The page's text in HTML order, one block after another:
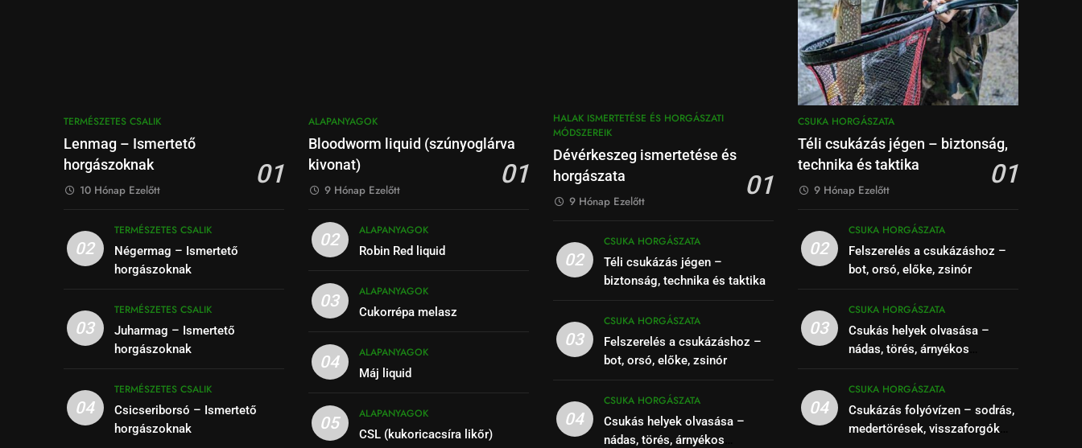
TERMÉSZETES CSALIK
Lenmag – Ismertető
horgászoknak
01
10 Hónap Ezelőtt
02
TERMÉSZETES CSALIK
Négermag – Ismertető
horgászoknak
03
TERMÉSZETES CSALIK
Juharmag – Ismertető
horgászoknak
04
TERMÉSZETES CSALIK
Csicseriborsó – Ismertető
horgászoknak
ALAPANYAGOK
Bloodworm liquid (szúnyoglárva
kivonat)
01
9 Hónap Ezelőtt
02
ALAPANYAGOK
Robin Red liquid
03
ALAPANYAGOK
Cukorrépa melasz
04
ALAPANYAGOK
Máj liquid
05
ALAPANYAGOK
CSL (kukoricacsíra likőr)
HALAK ISMERTETÉSE ÉS HORGÁSZATI
MÓDSZEREIK
Dévérkeszeg ismertetése és
horgászata
01
9 Hónap Ezelőtt
02
CSUKA HORGÁSZATA
Téli csukázás jégen –
biztonság, technika és taktika
03
CSUKA HORGÁSZATA
Felszerelés a csukázáshoz –
bot, orsó, előke, zsinór
04
CSUKA HORGÁSZATA
Csukás helyek olvasása –
nádas, törés, árnyékos
CSUKA HORGÁSZATA
Téli csukázás jégen – biztonság,
technika és taktika
01
9 Hónap Ezelőtt
02
CSUKA HORGÁSZATA
Felszerelés a csukázáshoz –
bot, orsó, előke, zsinór
03
CSUKA HORGÁSZATA
Csukás helyek olvasása –
nádas, törés, árnyékos
04
CSUKA HORGÁSZATA
Csukázás folyóvízen – sodrás,
medertörések, visszaforgók